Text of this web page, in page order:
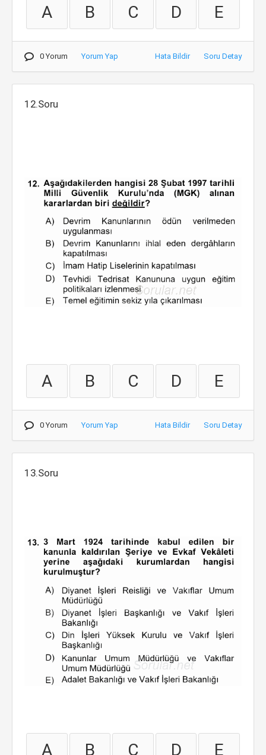
A B C D E
0 Yorum Yorum Yap Hata Bildir Soru Detay
12.Soru
A B C D E
0 Yorum Yorum Yap Hata Bildir Soru Detay
13.Soru
A B C D E